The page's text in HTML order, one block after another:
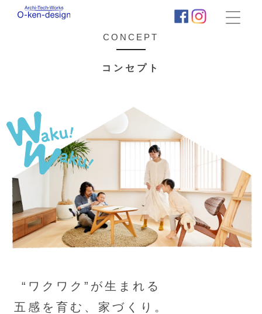
事
務
｜
わ
く
わ
く
新
築
住
宅
モ
づ
CONCEPT
コンセプト
“ワクワク”が生まれる
五感を育む、家づくり。